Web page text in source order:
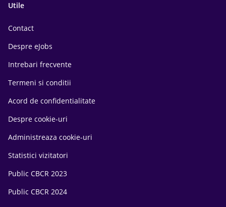
Utile
Contact
Despre eJobs
Intrebari frecvente
Termeni si conditii
Acord de confidentialitate
Despre cookie-uri
Administreaza cookie-uri
Statistici vizitatori
Public CBCR 2023
Public CBCR 2024